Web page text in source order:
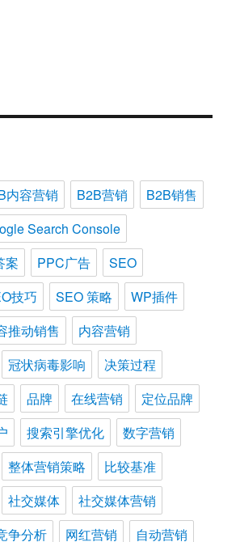
内容营销 B2B营销
B2B销售
Search Console
案
PPC广告
SEO
技巧 SEO 策略
WP插件
推动销售
内容营销
冠状病毒影响
决策过程
品牌 在线营销
定位品牌
搜索引擎优化
数字营销
整体营销策略
比较基准
社交媒体
社交媒体营销
争分析 网红营销 自动营销